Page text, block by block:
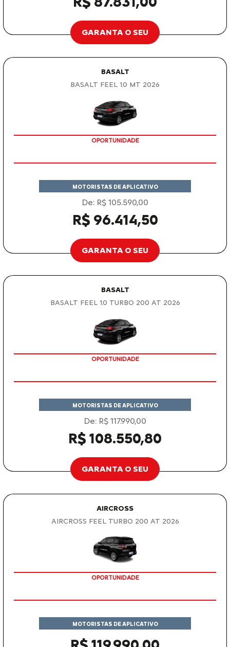
GARANTA O SEU
BASALT
BASALT FEEL 1.0 MT 2026
OPORTUNIDADE
MOTORISTAS DE APLICATIVO
De: R$ 105.590,00
R$ 96.414,50
GARANTA O SEU
BASALT
BASALT FEEL 1.0 TURBO 200 AT 2026
OPORTUNIDADE
MOTORISTAS DE APLICATIVO
De: R$ 117.990,00
R$ 108.550,80
GARANTA O SEU
AIRCROSS
AIRCROSS FEEL TURBO 200 AT 2026
OPORTUNIDADE
MOTORISTAS DE APLICATIVO